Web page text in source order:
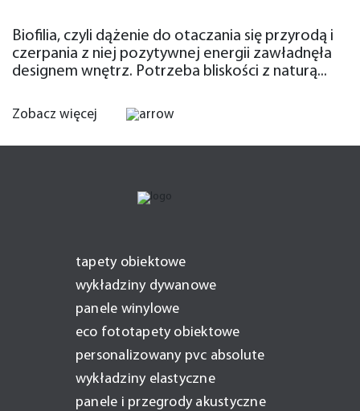
Biofilia, czyli dążenie do otaczania się przyrodą i
czerpania z niej pozytywnej energii zawładnęła
designem wnętrz. Potrzeba bliskości z naturą...
Zobacz więcej
tapety obiektowe
wykładziny dywanowe
panele winylowe
eco fototapety obiektowe
personalizowany pvc absolute
wykładziny elastyczne
panele i przegrody akustyczne